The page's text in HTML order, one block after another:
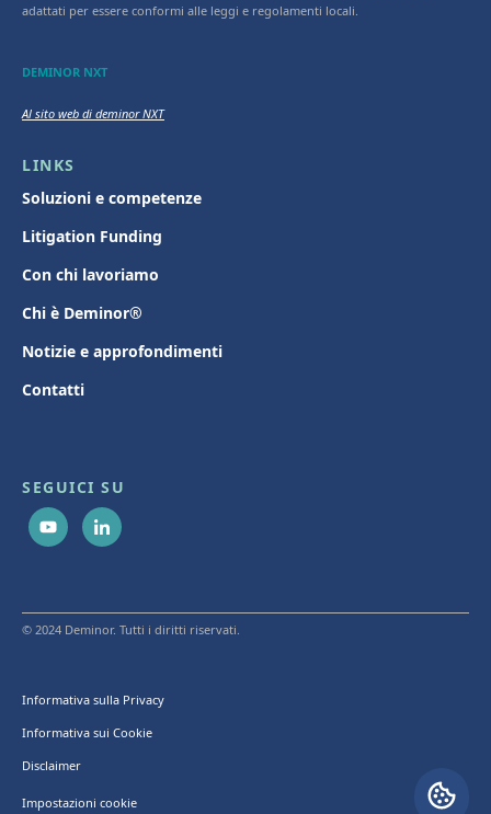
adattati per essere conformi alle leggi e regolamenti locali.
DEMINOR NXT
Al sito web di deminor NXT
LINKS
Soluzioni e competenze
Litigation Funding
Con chi lavoriamo
Chi è Deminor®
Notizie e approfondimenti
Contatti
SEGUICI SU
© 2024 Deminor. Tutti i diritti riservati.
Informativa sulla Privacy
Informativa sui Cookie
Disclaimer
Impostazioni cookie